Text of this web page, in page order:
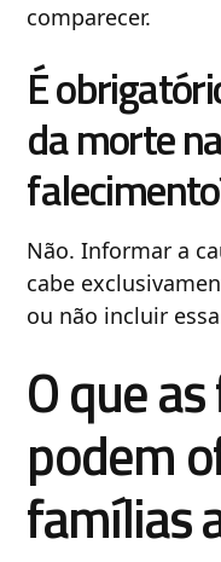
comparecer.
É
da morte
Não. Informar a
cabe
ou não incluir
O que
podem
famílias